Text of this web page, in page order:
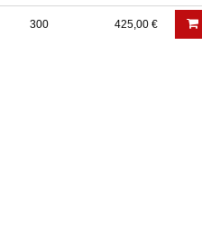
300 425,00 €